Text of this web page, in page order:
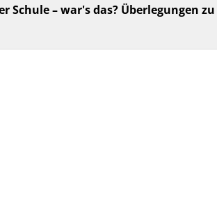
Schule – war's das? Überlegungen